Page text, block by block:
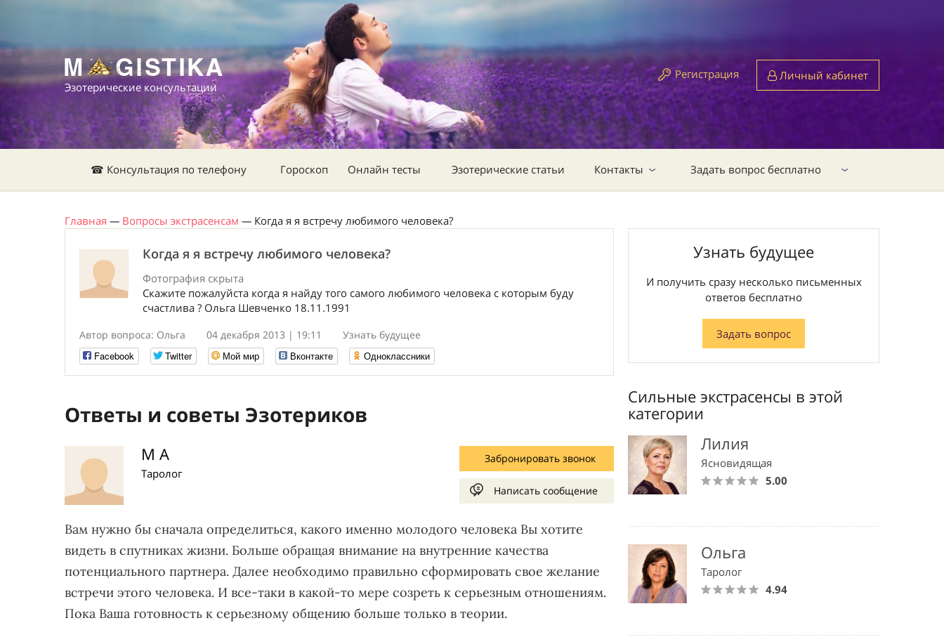
Эзотерические консультации
Регистрация Личный кабинет
☎ Консультация по телефону Гороскоп Онлайн тесты Эзотерические статьи Контакты Задать вопрос бесплатно
Главная — Вопросы экстрасенсам — Когда я я встречу любимого человека?
Когда я я встречу любимого человека?
Фотография скрыта
Скажите пожалуйста когда я найду того самого любимого человека с которым буду
счастлива ? Ольга Шевченко 18.11.1991
Автор вопроса: Ольга 04 декабря 2013 | 19:11
Узнать будущее
Facebook
Twitter Мой мир Вконтакте Одноклассники
Ответы и советы Эзотериков
М А
Таролог
Забронировать звонок
Написать сообщение
Вам нужно бы сначала определиться, какого именно молодого человека Вы хотите
видеть в спутниках жизни. Больше обращая внимание на внутренние качества
потенциального партнера. Далее необходимо правильно сформировать свое желание
встречи этого человека. И все-таки в какой-то мере созреть к серьезным отношениям.
Пока Ваша готовность к серьезному общению больше только в теории.
Узнать будущее
И получить сразу несколько письменных
ответов бесплатно
Задать вопрос
Сильные экстрасенсы в этой
категории
Лилия
Ясновидящая
5.00
Ольга
Таролог
4.94